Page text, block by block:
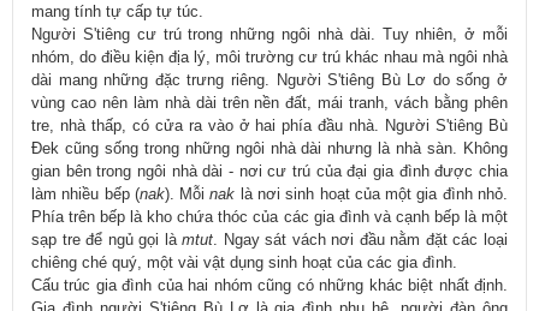
mang tính tự cấp tự túc.
Người S'tiêng cư trú trong những ngôi nhà dài. Tuy nhiên, ở mỗi
nhóm, do điều kiện địa lý, môi trường cư trú khác nhau mà ngôi nhà
dài mang những đặc trưng riêng. Người S'tiêng Bù Lơ do sống ở
vùng cao nên làm nhà dài trên nền đất, mái tranh, vách bằng phên
tre, nhà thấp, có cửa ra vào ở hai phía đầu nhà. Người S'tiêng Bù
Đek cũng sống trong những ngôi nhà dài nhưng là nhà sàn. Không
gian bên trong ngôi nhà dài - nơi cư trú của đại gia đình được chia
làm nhiều bếp (nak). Mỗinak là nơi sinh hoạt của một gia đình nhỏ.
Phía trên bếp là kho chứa thóc của các gia đình và cạnh bếp là một
sạp tre để ngủ gọi làmtut. Ngay sát vách nơi đầu nằm đặt các loại
chiêng ché quý, một vài vật dụng sinh hoạt của các gia đình.
Cấu trúc gia đình của hai nhóm cũng có những khác biệt nhất định.